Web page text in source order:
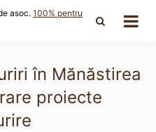
asoc. 100% pentru
în Mănăstirea
proiecte